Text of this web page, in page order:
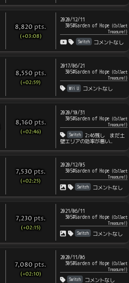
8,820 pts.
(+03:08)
2020/12/11
305#Garden of Hope (Collect
Treasure!)
Switch
コメントなし
8,550 pts.
(+02:59)
2017/06/21
305#Garden of Hope (Collect
Treasure!)
Wii U
コメントなし
8,160 pts.
(+02:46)
2020/10/31
305#Garden of Hope (Collect
Treasure!)
Switch
2:46残し まだ土
壁エリアの効率が悪い…
7,530 pts.
(+02:25)
2020/12/05
305#Garden of Hope (Collect
Treasure!)
Switch
コメントなし
7,230 pts.
(+02:15)
2021/06/11
305#Garden of Hope (Collect
Treasure!)
Switch
コメントなし
7,080 pts.
(+02:10)
2020/11/06
305#Garden of Hope (Collect
Treasure!)
Switch
コメントなし